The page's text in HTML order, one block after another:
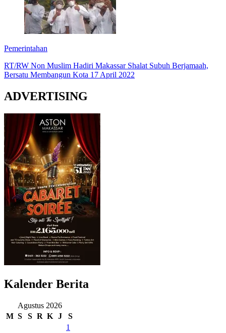
Pemerintahan
RT/RW Non Muslim Hadiri Makassar Shalat Subuh Berjamaah,
Bersatu Membangun Kota 17 April 2022
ADVERTISING
Kalender Berita
Agustus 2026
M S S R K J
S
1